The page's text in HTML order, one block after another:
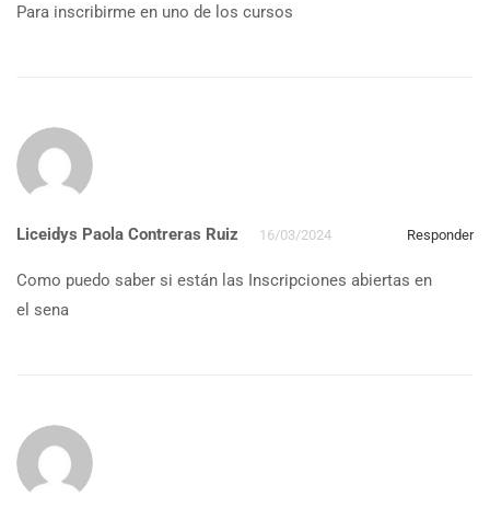
Para inscribirme en uno de los cursos
Liceidys Paola Contreras Ruiz 16/03/2024 Responder
Como puedo saber si están las Inscripciones abiertas en
el sena